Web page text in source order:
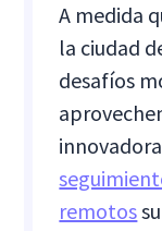
A medida
la ciudad
desafíos
remotos